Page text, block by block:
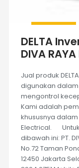
DELTA
DIVA RAYA
Jual produk
digunakan
mengontrol
Kami adalah
khususnya
Electrical. Untuk
dibawah ini: PT.
No.72 Taman
12450 Jakarta